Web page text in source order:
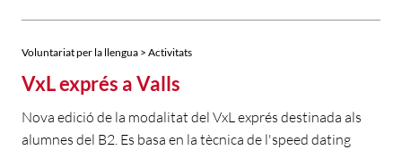
Voluntariat per la llengua > Activitats
VxL exprés a Valls
Nova edició de la modalitat del VxL exprés destinada als
alumnes del B2. Es basa en la tècnica de l'speed dating